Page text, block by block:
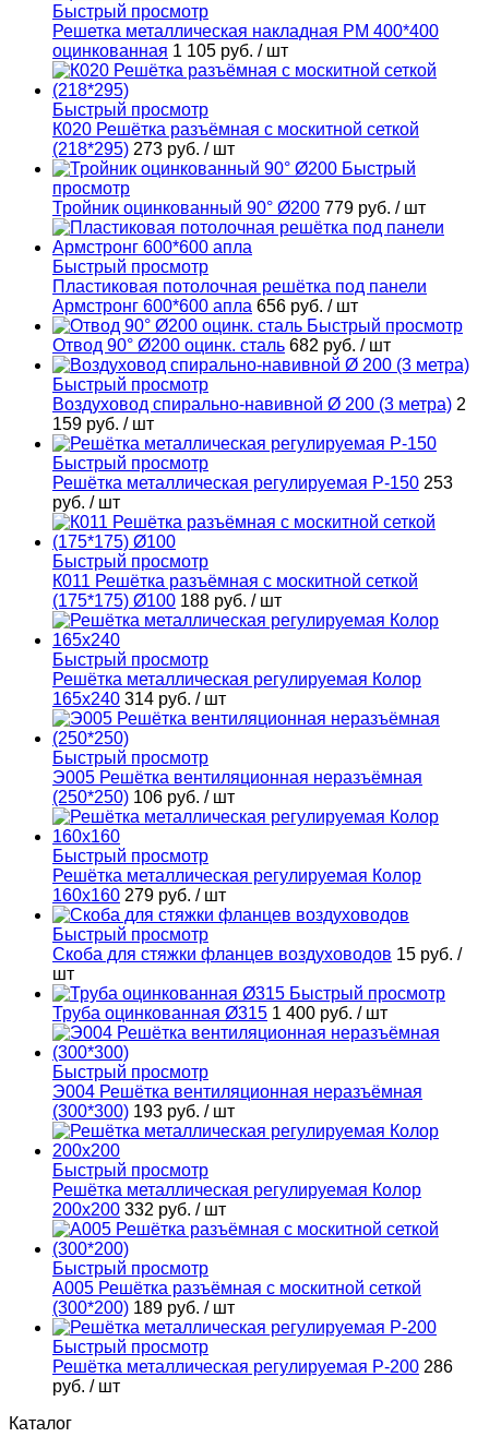
Быстрый просмотр
Решетка металлическая накладная РМ 400*400
оцинкованная 1 105 руб. / шт
Быстрый просмотр
К020 Решётка разъёмная с москитной сеткой
(218*295) 273 руб. / шт
Быстрый
просмотр
Тройник оцинкованный 90° Ø200 779 руб. / шт
Быстрый просмотр
Пластиковая потолочная решётка под панели
Армстронг 600*600 апла 656 руб. / шт
Быстрый просмотр
Отвод 90° Ø200 оцинк. сталь 682 руб. / шт
Быстрый просмотр
Воздуховод спирально-навивной Ø 200 (3 метра) 2
159 руб. / шт
Быстрый просмотр
Решётка металлическая регулируемая Р-150 253
руб. / шт
Быстрый просмотр
К011 Решётка разъёмная с москитной сеткой
(175*175) Ø100 188 руб. / шт
Быстрый просмотр
Решётка металлическая регулируемая Колор
165х240 314 руб. / шт
Быстрый просмотр
Э005 Решётка вентиляционная неразъёмная
(250*250) 106 руб. / шт
Быстрый просмотр
Решётка металлическая регулируемая Колор
160х160 279 руб. / шт
Быстрый просмотр
Скоба для стяжки фланцев воздуховодов 15 руб. /
шт
Быстрый просмотр
Труба оцинкованная Ø315 1 400 руб. / шт
Быстрый просмотр
Э004 Решётка вентиляционная неразъёмная
(300*300) 193 руб. / шт
Быстрый просмотр
Решётка металлическая регулируемая Колор
200х200 332 руб. / шт
Быстрый просмотр
А005 Решётка разъёмная с москитной сеткой
(300*200) 189 руб. / шт
Быстрый просмотр
Решётка металлическая регулируемая Р-200 286
руб. / шт
Каталог